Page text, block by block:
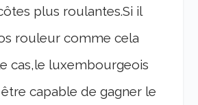
plus roulantes.Si il
rouleur comme cela
cas,le luxembourgeois
capable de gagner le